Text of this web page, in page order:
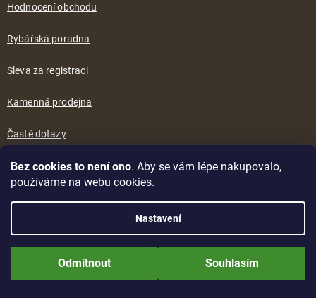
Bez cookies to není ono. Aby se vám lépe nakupovalo,
používáme na webu cookies.
Nastavení
Odmítnout Souhlasím
Nově zaregistrované zákazníci obdrží slevu 5% hned po prvním
přihlášení! Sleva se nevztahuje na jíž zlevněné zboží! Přejeme Vám
Hodnocení obchodu
Rybářská poradna
Sleva za registraci
Kamenná prodejna
Časté dotazy
Kontakty
Potřebujete poradit
s výběrem?
Kontaktujte Láďu.